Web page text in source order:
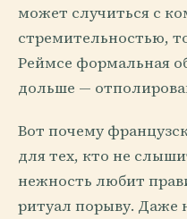
может случиться с
стремительностью,
Реймсе формальная
дольше —
Вот почему
для тех, кто не
нежность любит
ритуал порыву. Даже